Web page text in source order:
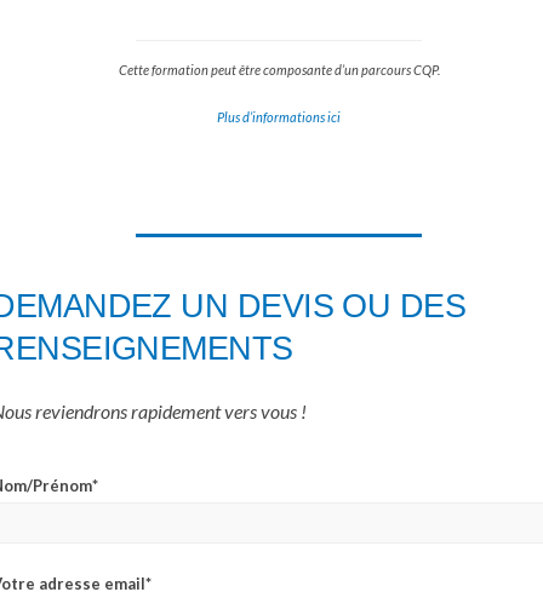
Cette formation peut être composante d’un parcours CQP.
Plus d’informations ici
UN DEVIS OU DES
reviendrons rapidement vers vous !
Prénom*
adresse email*